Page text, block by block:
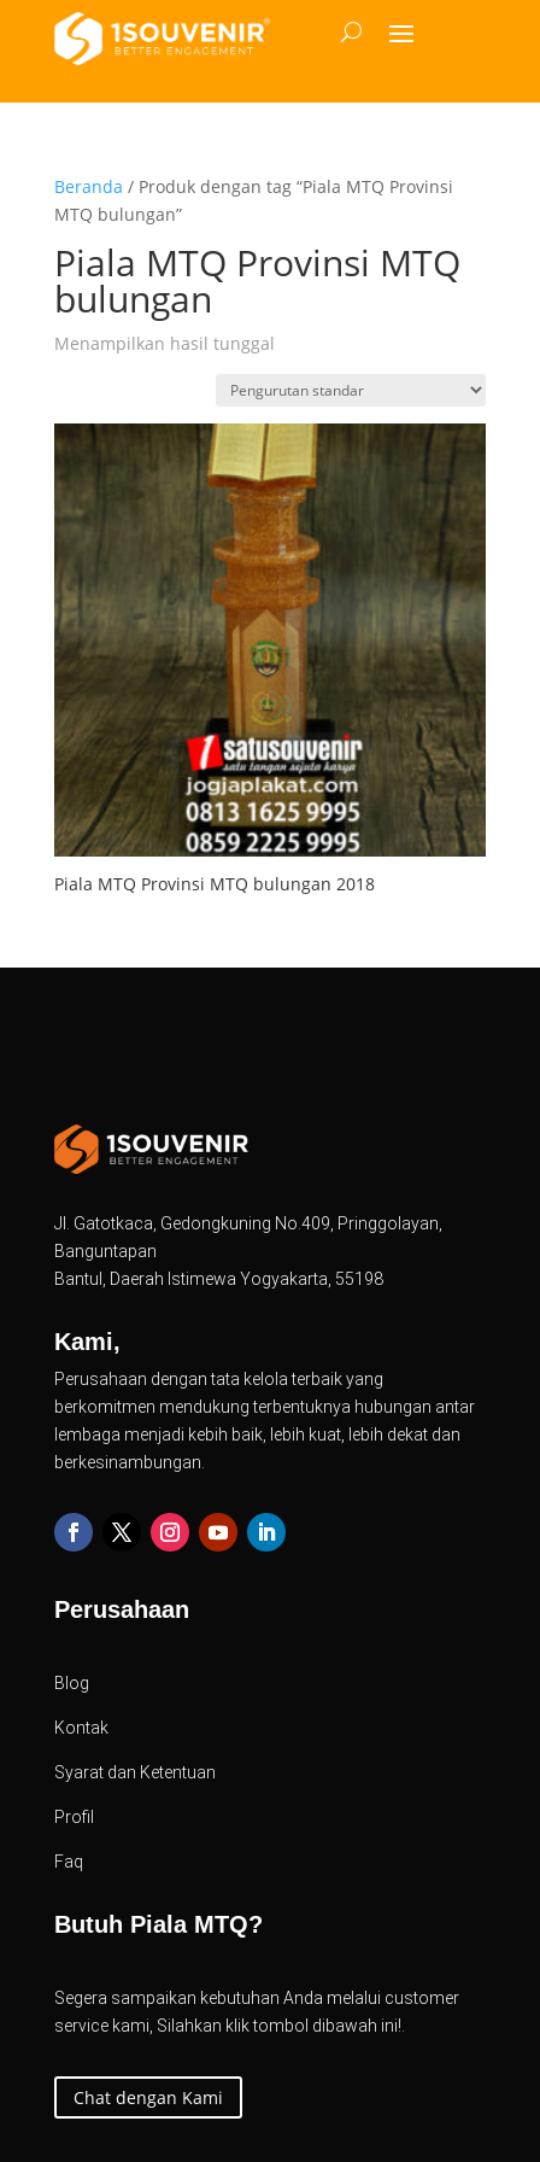
Beranda / Produk dengan tag “Piala MTQ Provinsi
MTQ bulungan”
Piala MTQ Provinsi MTQ
bulungan
Menampilkan hasil tunggal
Piala MTQ Provinsi MTQ bulungan 2018
Jl. Gatotkaca, Gedongkuning No.409, Pringgolayan,
Banguntapan
Bantul, Daerah Istimewa Yogyakarta, 55198
Kami,
Perusahaan dengan tata kelola terbaik yang
berkomitmen mendukung terbentuknya hubungan antar
lembaga menjadi kebih baik, lebih kuat, lebih dekat dan
berkesinambungan.
Perusahaan
Blog
Kontak
Syarat dan Ketentuan
Profil
Faq
Butuh Piala MTQ?
Segera sampaikan kebutuhan Anda melalui customer
service kami, Silahkan klik tombol dibawah ini!.
Chat dengan Kami